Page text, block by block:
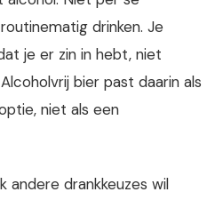
drinken. Je
je er zin in hebt, niet
bier past daarin als
niet als een
andere drankkeuzes wil